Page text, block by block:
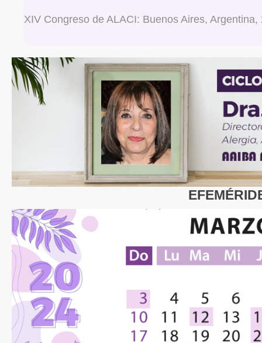
XIV Congreso de ALACI: Buenos Aires, Argentina,